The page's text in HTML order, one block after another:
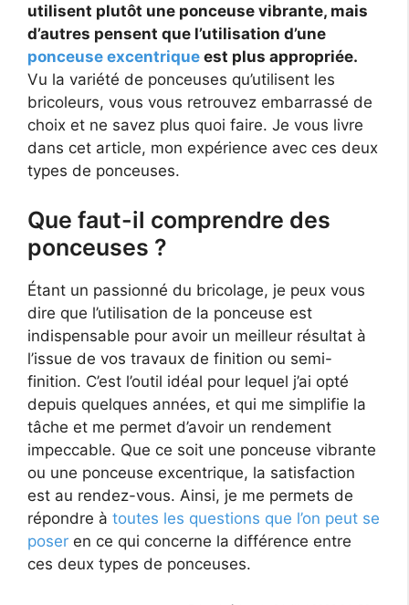
utilisent plutôt une ponceuse vibrante, mais
d’autres pensent que l’utilisation d’une
ponceuse excentrique est plus appropriée.
Vu la variété de ponceuses qu’utilisent les
bricoleurs, vous vous retrouvez embarrassé de
choix et ne savez plus quoi faire. Je vous livre
dans cet article, mon expérience avec ces deux
types de ponceuses.
Que faut-il comprendre des
ponceuses ?
Étant un passionné du bricolage, je peux vous
dire que l’utilisation de la ponceuse est
indispensable pour avoir un meilleur résultat à
l’issue de vos travaux de finition ou semi-
finition. C’est l’outil idéal pour lequel j’ai opté
depuis quelques années, et qui me simplifie la
tâche et me permet d’avoir un rendement
impeccable. Que ce soit une ponceuse vibrante
ou une ponceuse excentrique, la satisfaction
est au rendez-vous. Ainsi, je me permets de
répondre à toutes les questions que l’on peut se
poser en ce qui concerne la différence entre
ces deux types de ponceuses.